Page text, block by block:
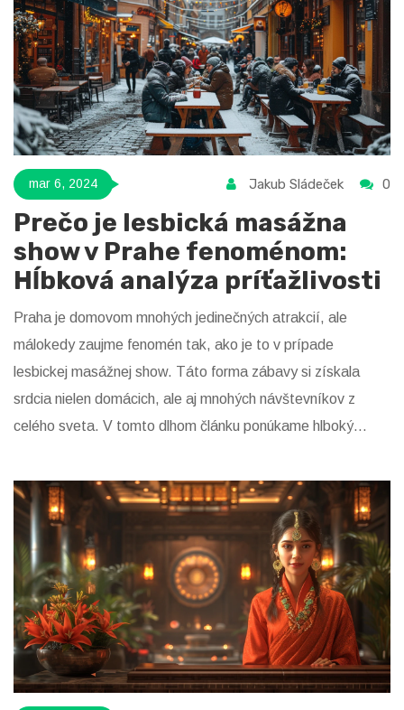
mar 6, 2024 Jakub Sládeček 0
Prečo je lesbická masážna
show v Prahe fenoménom:
Hĺbková analýza príťažlivosti
Praha je domovom mnohých jedinečných atrakcií, ale
málokedy zaujme fenomén tak, ako je to v prípade
lesbickej masážnej show. Táto forma zábavy si získala
srdcia nielen domácich, ale aj mnohých návštevníkov z
celého sveta. V tomto dlhom článku ponúkame hlboký
práve tento druh zážitku púta takú pozornosť a aké faktory
prispievajú k jeho jedinečnosti a príťažlivosti.